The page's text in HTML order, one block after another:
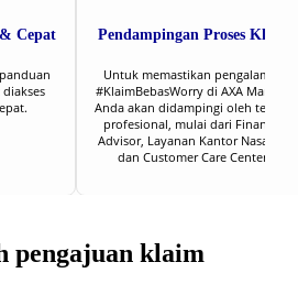
Cepat Pendampingan Proses Klaim
Untuk memastikan pengalaman
#KlaimBebasWorry di AXA Mandiri,
Anda akan didampingi oleh tenaga
profesional, mulai dari Financial
Advisor, Layanan Kantor Nasabah
dan Customer Care Center.
pengajuan klaim